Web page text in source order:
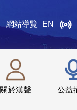
網站導覽 EN
關於漢聲 公益